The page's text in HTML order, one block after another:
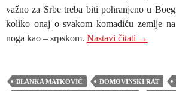
važno za Srbe treba biti pohranjeno u
koliko onaj o svakom komadiću zemlje
noga kao – srpskom. Nastavi čitati →
BLANKA MATKOVIĆ DOMOVINSKI RAT